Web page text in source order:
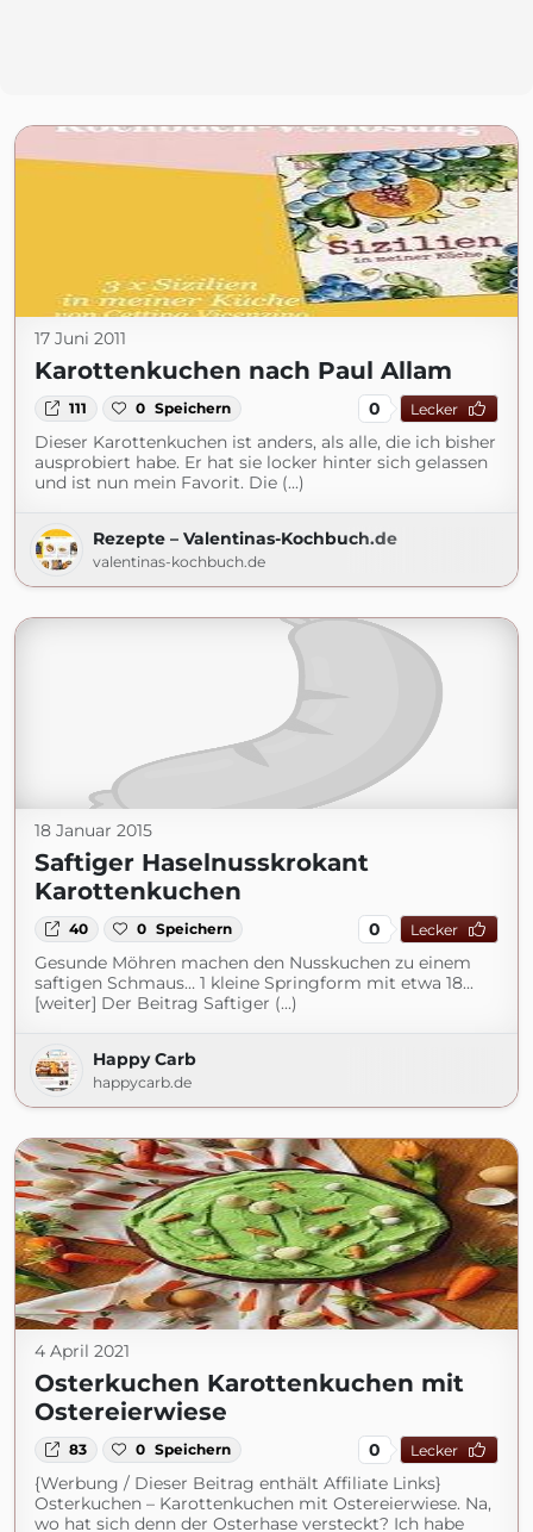
17 Juni 2011
Karottenkuchen nach Paul Allam
111 0 Speichern 0 Lecker
Dieser Karottenkuchen ist anders, als alle, die ich bisher
ausprobiert habe. Er hat sie locker hinter sich gelassen
und ist nun mein Favorit. Die (...)
Rezepte – Valentinas-Kochbuch.de
valentinas-kochbuch.de
18 Januar 2015
Saftiger Haselnusskrokant
Karottenkuchen
40 0 Speichern 0 Lecker
Gesunde Möhren machen den Nusskuchen zu einem
saftigen Schmaus… 1 kleine Springform mit etwa 18...
[weiter] Der Beitrag Saftiger (...)
Happy Carb
happycarb.de
4 April 2021
Osterkuchen Karottenkuchen mit
Ostereierwiese
83 0 Speichern 0 Lecker
{Werbung / Dieser Beitrag enthält Affiliate Links}
Osterkuchen – Karottenkuchen mit Ostereierwiese. Na,
wo hat sich denn der Osterhase versteckt? Ich habe